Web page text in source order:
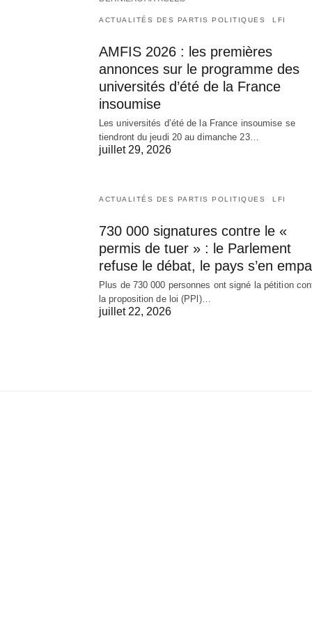
ACTUALITÉS DES PARTIS POLITIQUES LFI
AMFIS 2026 : les premières
annonces sur le programme des
universités d’été de la France
insoumise
Les universités d’été de la France insoumise se
tiendront du jeudi 20 au dimanche 23…
juillet 29, 2026
ACTUALITÉS DES PARTIS POLITIQUES LFI
730 000 signatures contre le «
permis de tuer » : le Parlement
refuse le débat, le pays s’en
Plus de 730 000 personnes ont signé la pétition
la proposition de loi (PPl)…
juillet 22, 2026